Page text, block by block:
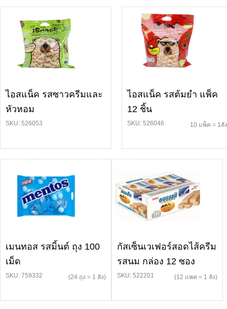
ไอสแน็ค รสซาวครีมและ
หัวหอม
SKU: 526053
ไอสแน็ค รสต้มยำ แพ็ค
12 ชิ้น
SKU: 526046 10 แพ็ค = 1ลัง
เมนทอส รสมิ้นต์ ถุง 100
เม็ด
SKU: 759332 (24 ถุง = 1 ลัง)
กัสเซ็นเวเฟอร์สอดไส้ครีม
รสนม กล่อง 12 ซอง
SKU: 522201 (12 แพค = 1 ลัง)